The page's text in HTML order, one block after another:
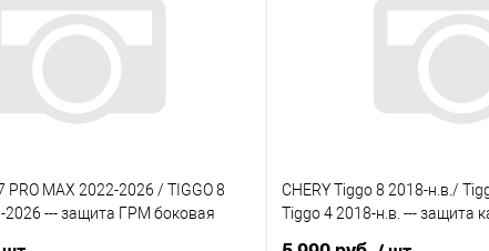
PRO MAX 2022-2026 / TIGGO 8
2026 --- защита ГРМ боковая
CHERY Tiggo 8 2018-н.в./
Tiggo 4 2018-н.в. --- защита